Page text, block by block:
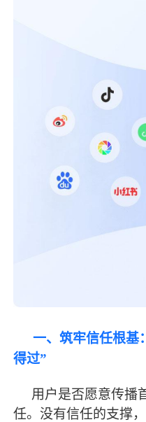
一、筑牢信任根基
得过”
用户是否愿意传播
任。没有信任的支撑